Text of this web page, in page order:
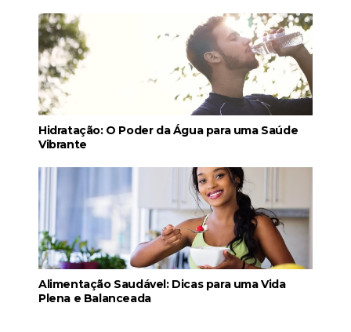
Hidratação: O Poder da Água para uma Saúde
Vibrante
Alimentação Saudável: Dicas para uma Vida
Plena e Balanceada